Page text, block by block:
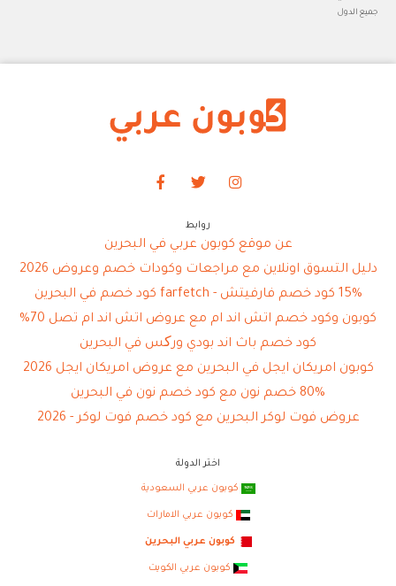
جميع الدول
روابط
عن موقع كوبون عربي في البحرين
دليل التسوق اونلاين مع مراجعات وكودات خصم وعروض 2026
15% كود خصم فارفيتش - farfetch كود خصم في البحرين
كوبون وكود خصم اتش اند ام مع عروض اتش اند ام تصل 70%
كود خصم باث اند بودي ورکس في البحرين
كوبون امريكان ايجل في البحرين مع عروض امريكان ايجل 2026
80% خصم نون مع كود خصم نون في البحرين
عروض فوت لوكر البحرين مع كود خصم فوت لوكر - 2026
اختر الدولة
كوبون عربي السعودية
كوبون عربي الامارات
كوبون عربي البحرين
كوبون عربي الكويت